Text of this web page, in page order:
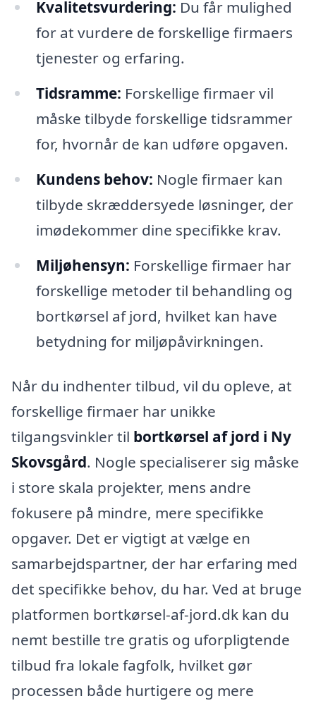
Kvalitetsvurdering: Du får mulighed
for at vurdere de forskellige firmaers
tjenester og erfaring.
Tidsramme: Forskellige firmaer vil
måske tilbyde forskellige tidsrammer
for, hvornår de kan udføre opgaven.
Kundens behov: Nogle firmaer kan
tilbyde skræddersyede løsninger, der
imødekommer dine specifikke krav.
Miljøhensyn: Forskellige firmaer har
forskellige metoder til behandling og
bortkørsel af jord, hvilket kan have
betydning for miljøpåvirkningen.
Når du indhenter tilbud, vil du opleve, at
forskellige firmaer har unikke
tilgangsvinkler til bortkørsel af jord i Ny
Skovsgård. Nogle specialiserer sig måske
i store skala projekter, mens andre
fokusere på mindre, mere specifikke
opgaver. Det er vigtigt at vælge en
samarbejdspartner, der har erfaring med
det specifikke behov, du har. Ved at bruge
platformen bortkørsel-af-jord.dk kan du
nemt bestille tre gratis og uforpligtende
tilbud fra lokale fagfolk, hvilket gør
processen både hurtigere og mere